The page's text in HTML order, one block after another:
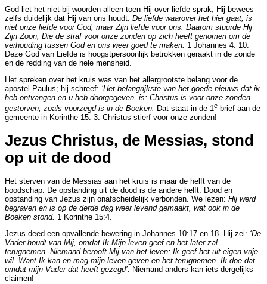
God liet het niet bij woorden alleen toen Hij over liefde sprak, Hij bewees
zelfs duidelijk dat Hij van ons houdt. De liefde waarover het hier gaat, is
niet onze liefde voor God, maar Zijn liefde voor ons. Daarom stuurde Hij
Zijn Zoon, Die de straf voor onze zonden op zich heeft genomen om de
verhouding tussen God en ons weer goed te maken. 1 Johannes 4: 10.
Deze God van Liefde is hoogstpersoonlijk betrokken geraakt in de zonde
en de redding van de hele mensheid.
Het spreken over het kruis was van het allergrootste belang voor de
apostel Paulus; hij schreef: ‘Het belangrijkste van het goede nieuws dat ik
heb ontvangen en u heb doorgegeven, is: Christus is voor onze zonden
gestorven, zoals voorzegd is in de Boeken. Dat staat in de 1e brief aan de
gemeente in Korinthe 15: 3. Christus stierf voor onze zonden!
Jezus Christus, de Messias, stond
op uit de dood
Het sterven van de Messias aan het kruis is maar de helft van de
boodschap. De opstanding uit de dood is de andere helft. Dood en
opstanding van Jezus zijn onafscheidelijk verbonden. We lezen: Hij werd
begraven en is op de derde dag weer levend gemaakt, wat ook in de
Boeken stond. 1 Korinthe 15:4.
Jezus deed een opvallende bewering in Johannes 10:17 en 18. Hij zei: ‘De
Vader houdt van Mij, omdat Ik Mijn leven geef en het later zal
terugnemen. Niemand berooft Mij van het leven; Ik geef het uit eigen vrije
wil. Want Ik kan en mag mijn leven geven en het terugnemen. Ik doe dat
omdat mijn Vader dat heeft gezegd’. Niemand anders kan iets dergelijks
claimen!